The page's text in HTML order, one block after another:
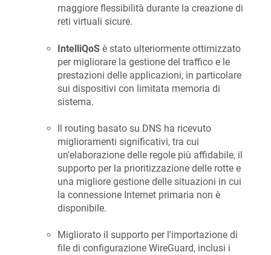
maggiore flessibilità durante la creazione di
reti virtuali sicure.
IntelliQoS è stato ulteriormente ottimizzato
per migliorare la gestione del traffico e le
prestazioni delle applicazioni, in particolare
sui dispositivi con limitata memoria di
sistema.
Il routing basato su DNS ha ricevuto
miglioramenti significativi, tra cui
un'elaborazione delle regole più affidabile, il
supporto per la prioritizzazione delle rotte e
una migliore gestione delle situazioni in cui
la connessione Internet primaria non è
disponibile.
Migliorato il supporto per l'importazione di
file di configurazione WireGuard, inclusi i